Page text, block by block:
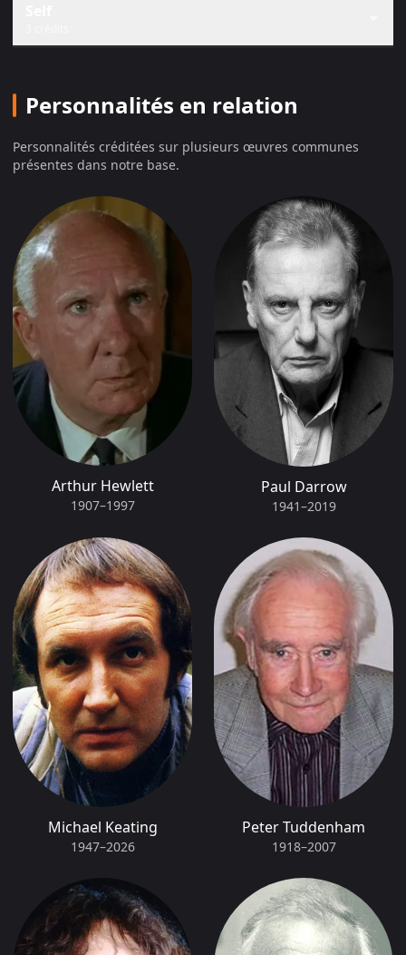
Personnalités en relation
Personnalités créditées sur plusieurs œuvres communes
présentes dans notre base.
Arthur Hewlett
1907–1997
Paul Darrow
1941–2019
Michael Keating
1947–2026
Peter Tuddenham
1918–2007